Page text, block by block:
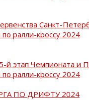
Санкт-
ралли-кроссу 2024
этап Чемпионата и
ралли-кроссу 2024
ПО ДРИФТУ 2024